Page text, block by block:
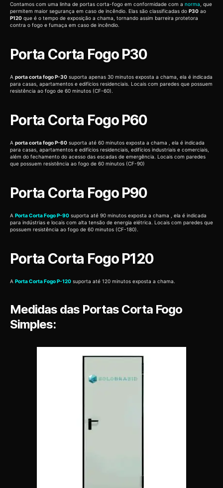
Contamos com uma linha de portas corta-fogo em conformidade com a norma , que
permitem maior segurança em caso de incêndio. Elas são classificadas do P30 ao
P120 que é o tempo de exposição a chama, tornando assim barreira protetora
contra o fogo e fumaça em caso de incêndio.
Porta Corta Fogo P30
A porta corta fogo P-30 suporta apenas 30 minutos exposta a chama, ela é indicada
para casas, apartamentos e edifícios residenciais. Locais com paredes que possuem
resistência ao fogo de 60 minutos (CF-60).
Porta Corta Fogo P60
A porta corta fogo P-60 suporta até 60 minutos exposta a chama , ela é indicada
para casas, apartamentos e edifícios residenciais, edifícios industriais e comerciais,
além do fechamento do acesso das escadas de emergência. Locais com paredes
que possuem resistência ao fogo de 60 minutos (CF-90)
Porta Corta Fogo P90
A Porta Corta Fogo P-90 suporta até 90 minutos exposta a chama , ela é indicada
para indústrias e locais com alta tensão de energia elétrica. Locais com paredes que
possuem resistência ao fogo de 60 minutos (CF-180).
Porta Corta Fogo P120
A Porta Corta Fogo P-120 suporta até 120 minutos exposta a chama.
Medidas das Portas Corta Fogo
Simples: